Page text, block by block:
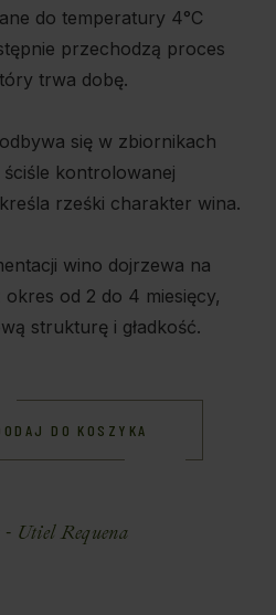
do temperatury 4°C
przechodzą proces
trwa dobę.
się w zbiornikach
kontrolowanej
rześki charakter wina.
wino dojrzewa na
od 2 do 4 miesięcy,
strukturę i gładkość.
DO KOSZYKA
Utiel Requena